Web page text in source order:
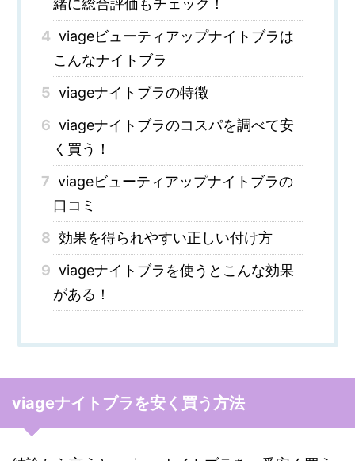
緒に総合評価もチェック！
4 viageビューティアップナイトブラは
こんなナイトブラ
5 viageナイトブラの特徴
6 viageナイトブラのコスパを調べて安
く買う！
7 viageビューティアップナイトブラの
口コミ
8 効果を得られやすい正しい付け方
9 viageナイトブラを使うとこんな効果
がある！
viageナイトブラを安く買う方法